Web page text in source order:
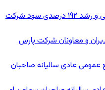
جهش ۲۳۷ درصدی سود تلفیقی و رشد ۱۹۲ درصدی سود شرکت
و معاونان شرکت پارس
عادی سالیانه صاحبان